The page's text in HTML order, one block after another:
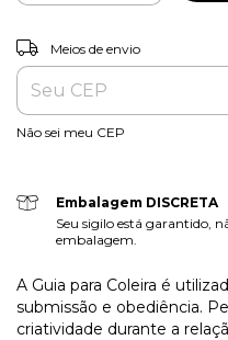
Entregas para o CEP:
Meios de envio
Não sei meu CEP
Embalagem DISCRETA
Seu sigilo está garantido,
embalagem.
A Guia para Coleira é
submissão e obediência.
criatividade durante a